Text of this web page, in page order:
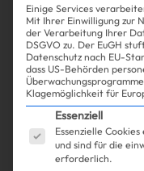
Mehr lesen
Einige Services
Mit Ihrer Einwilligung zur
der Verarbeitung Ihrer
DSGVO zu. Der EuGH
Datenschutz nach EU-
dass US-Behörden
Klagemöglichkeit für
Es folgt eine
Essenziell
Essenzielle
und sind für die
erforderlich.